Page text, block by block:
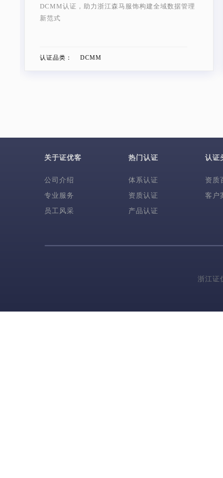
CMMI+SPCA双认证，赋能平安产险数字化研发效
能跃升
认证品类： CMMI
关于证优客
公司介绍
专业服务
员工风采
热门认证
体系认证
资质认证
产品认证
认证
资质
客户
浙江证